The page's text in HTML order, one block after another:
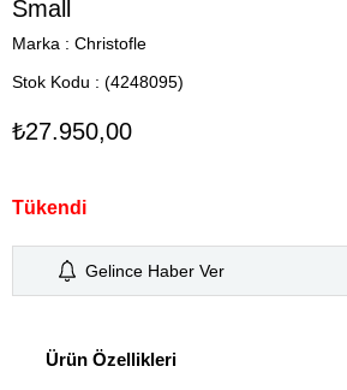
Small
Marka : Christofle
Stok Kodu
(4248095)
₺27.950,00
Tükendi
Gelince Haber Ver
Ürün Özellikleri